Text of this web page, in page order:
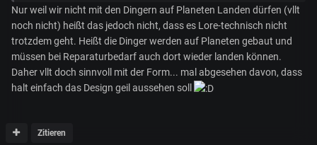
praktisch. Und als Abfangjäger Starfury´s, von den Dingern
würden auch mehr in eine Polaris passen. Meiner
bescheidenen Meinung nach.
Nur weil wir nicht mit den Dingern auf Planeten Landen dürfen (vllt
noch nicht) heißt das jedoch nicht, dass es Lore-technisch nicht
trotzdem geht. Heißt die Dinger werden auf Planeten gebaut und
müssen bei Reparaturbedarf auch dort wieder landen können.
Daher vllt doch sinnvoll mit der Form... mal abgesehen davon, dass
halt einfach das Design geil aussehen soll
Zitieren